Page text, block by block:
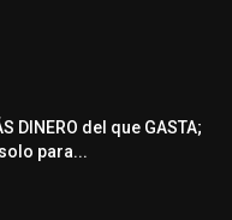
DINERO del que GASTA;
para...